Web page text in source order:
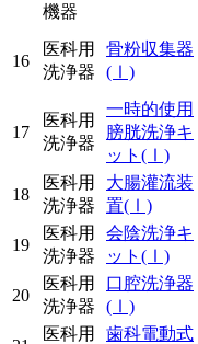
機器
16
医科用
洗浄器
骨粉収集器
(Ⅰ)
17
医科用
洗浄器
一時的使用
膀胱洗浄キ
ット (Ⅰ)
18
医科用
洗浄器
大腸灌流装
置(Ⅰ)
19
医科用
洗浄器
会陰洗浄キ
ット (Ⅰ)
20
医科用
洗浄器
口腔洗浄器
(Ⅰ)
医科用
歯科電動式